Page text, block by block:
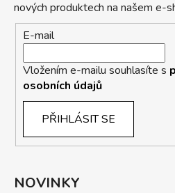
nových produktech na našem e-
E-mail
Vložením e-mailu souhlasíte s
osobních údajů
PŘIHLÁSIT SE
NOVINKY